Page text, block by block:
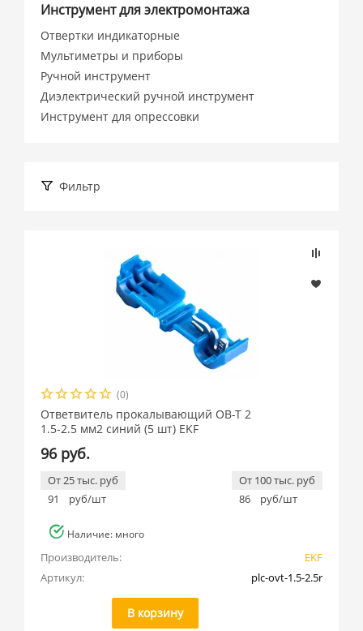
Инструмент для электромонтажа
Отвертки индикаторные
Мультиметры и приборы
Ручной инструмент
Диэлектрический ручной инструмент
Инструмент для опрессовки
Фильтр
Розничная цена
Производитель
EKF (1032)
(0)
Ответвитель прокалывающий ОВ-Т 2
1.5-2.5 мм2 синий (5 шт) EKF
96 руб.
От 25 тыс. руб
91
руб/шт
От 100 тыс. руб
86
руб/шт
Наличие: много
Производитель:
EKF
Артикул:
plc-ovt-1.5-2.5r
В корзину